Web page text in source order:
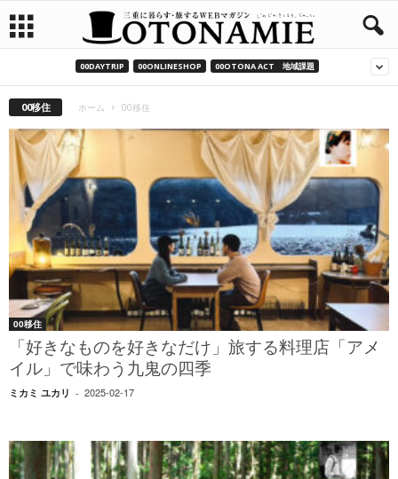
00DAYTRIP 00ONLINESHOP 00OTONA ACT 地域課題
00移住 ホーム 00移住
00移住
「好きなものを好きなだけ」旅する料理店「アメ
イル」で味わう九鬼の四季
ミカミ ユカリ - 2025-02-17